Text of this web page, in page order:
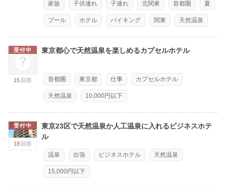
家族 子供連れ 子連れ 北関東 首都圏 夏
プール ホテル バイキング 関東 天然温泉
受付中
15 回答
東京都心で天然温泉を楽しめるカプセルホテル
首都圏 東京都 仕事 カプセルホテル
天然温泉 10,000円以下
受付中
18 回答
東京23区で天然温泉か人工温泉に入れるビジネスホテ
ル
温泉 出張 ビジネスホテル 天然温泉
15,000円以下